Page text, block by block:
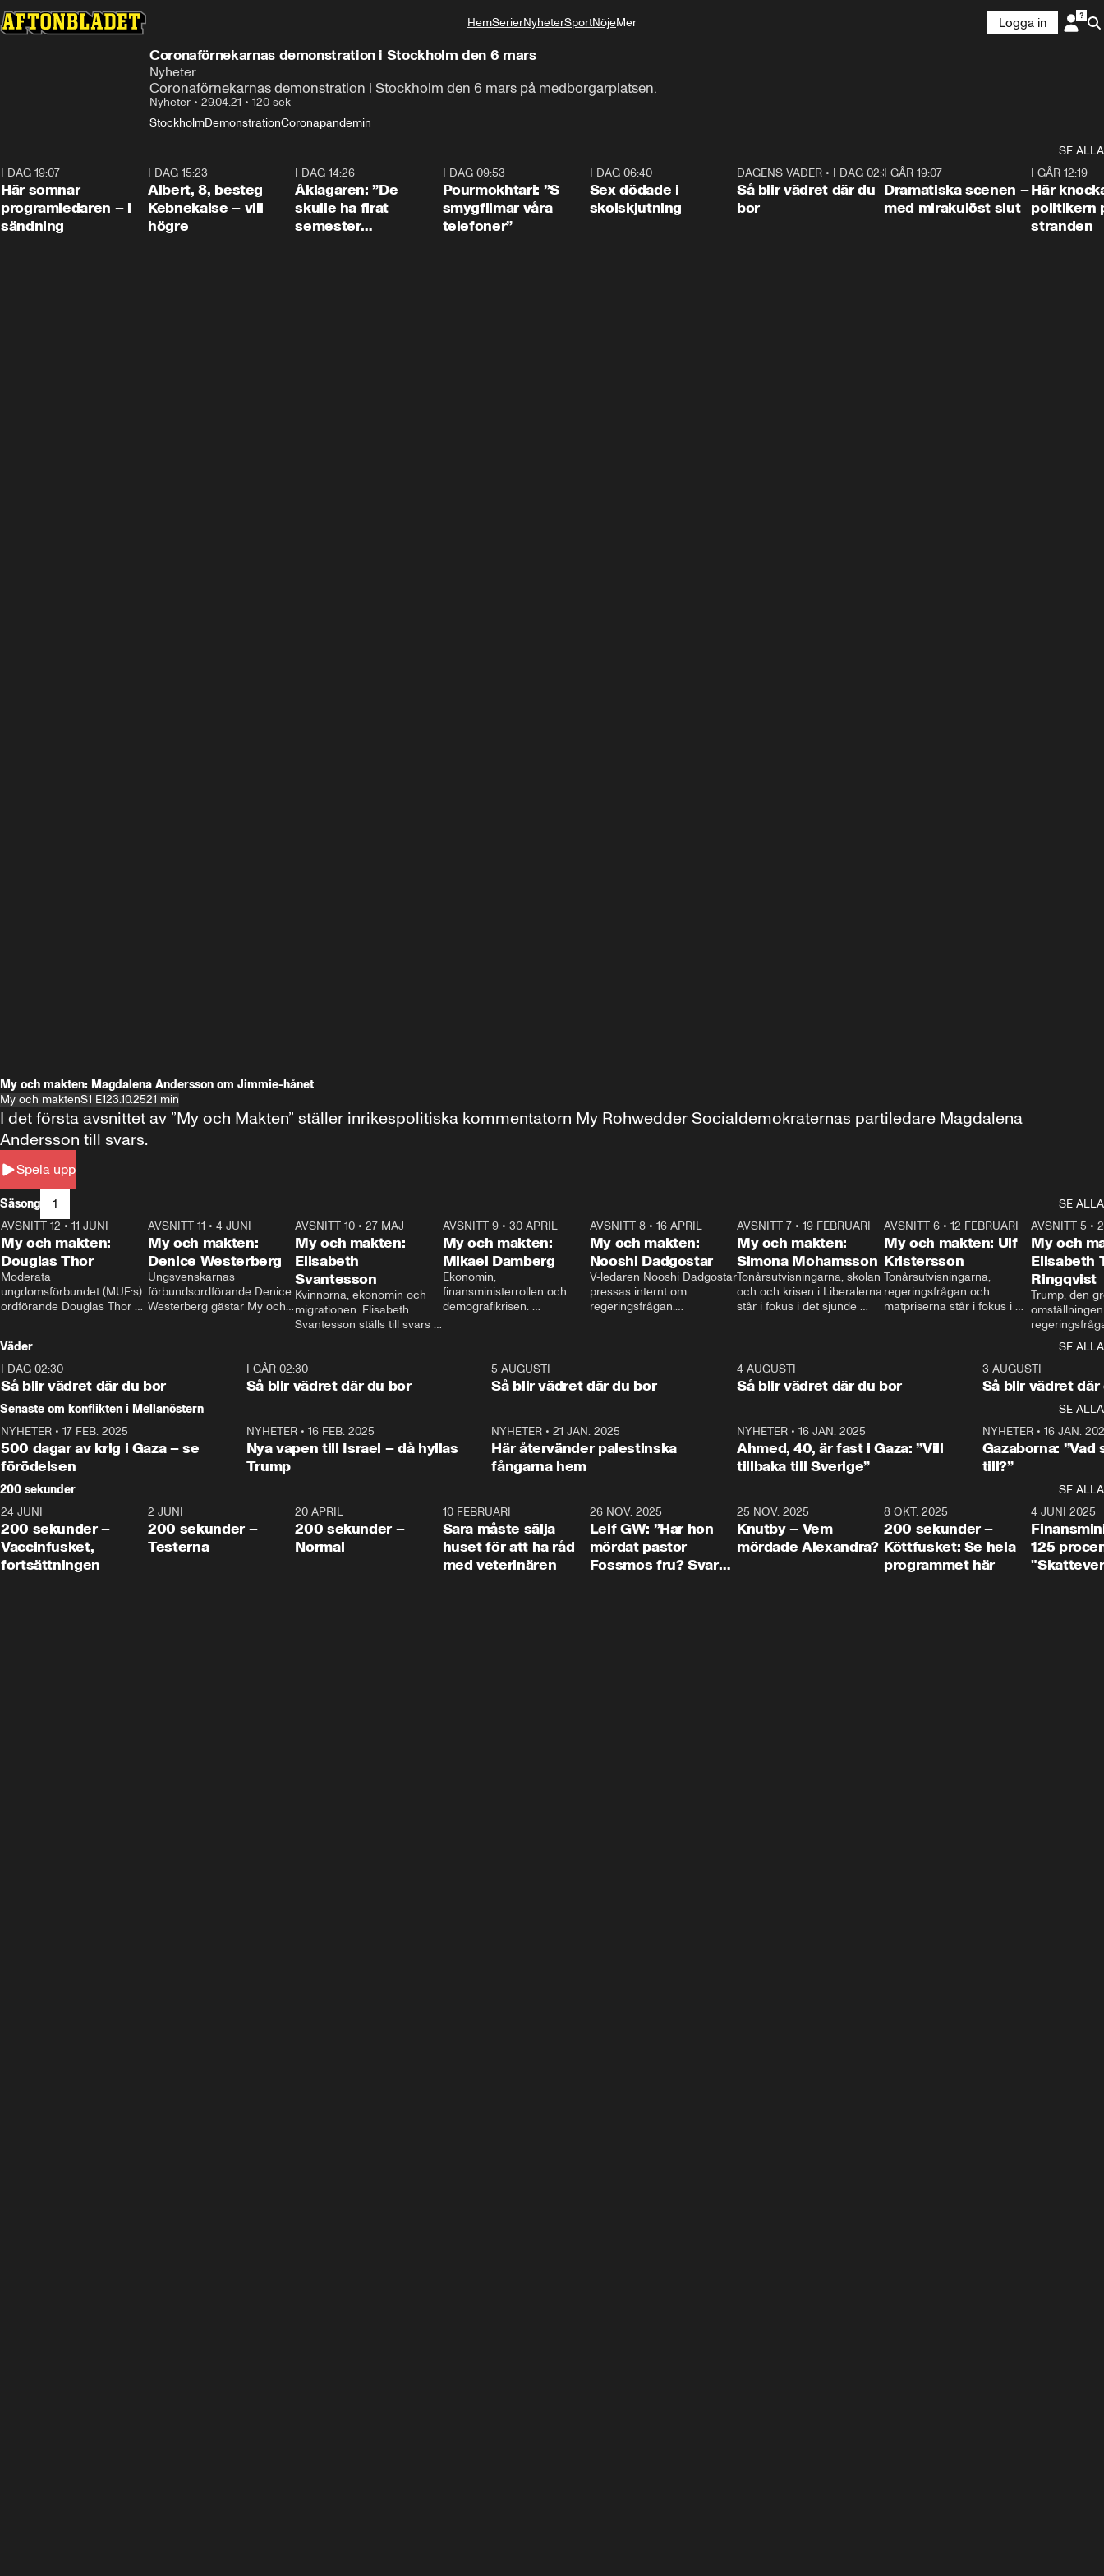
HemSerierNyheterSportNöjeMer
Logga in
Coronaförnekarnas demonstration i Stockholm den 6 mars
Nyheter
Coronaförnekarnas demonstration i Stockholm den 6 mars på medborgarplatsen.
Nyheter • 29.04.21 • 120 sek
StockholmDemonstrationCoronapandemin
SE ALLA
I DAG 19:07
Här somnar
programledaren – i
sändning
I DAG 15:23
Albert, 8, besteg
Kebnekaise – vill
högre
I DAG 14:26
Åklagaren: ”De
skulle ha firat
semester
I DAG 09:53
Pourmokhtari: ”S
smygfilmar våra
telefoner”
I DAG 06:40
Sex dödade i
skolskjutning
1:06
DAGENS VÄDER• I DAG 02:30
Så blir vädret där du
bor
I GÅR 19:07
Dramatiska scenen –
med mirakulöst slut
I GÅR 12:19
Här
politikern
stranden
My och makten: Magdalena Andersson om Jimmie-hånet
My och maktenS1 E123.10.2521 min
Spela upp
I det första avsnittet av ”My och Makten” ställer inrikespolitiska kommentatorn My Rohwedder Socialdemokraternas partiledare Magdalena
Andersson till svars.
Säsong 1
SE ALLA
26:27
AVSNITT 12 • 11 JUNI
My och makten:
Douglas Thor
Moderata
ungdomsförbundet (MUF:s)
ordförande Douglas Thor
tonårsutvisningarna och hur
Moderaterna ska locka
väljare till valet i höst.
23:40
AVSNITT 11 •4 JUNI
My och makten:
Denice Westerberg
Ungsvenskarnas
förbundsordförande Denice
Westerberg gästar My och
AVSNITT 10 •27 MAJ
My och makten:
Elisabeth
Svantesson
Kvinnorna, ekonomin och
migrationen. Elisabeth
Svantesson ställs till svars
AVSNITT 9• 30 APRIL
My och makten:
Mikael Damberg
Ekonomin,
finansministerrollen och
demografikrisen.
och Makten.
AVSNITT 8• 16 APRIL
My och makten:
Nooshi Dadgostar
V-ledaren Nooshi Dadgostar
pressas internt om
regeringsfrågan.
– Vi ställer upp i val. Ska vi
vara med så sitter vi förstås
24:30
AVSNITT 7• 19 FEBRUARI
My och makten:
Simona Mohamsson
Tonårsutvisningarna, skolan
och och krisen i Liberalerna
står i fokus i det sjunde
kommentator My
Rohwedder ställer
utbildnings- och
Mohamsson till svars.
27:30
AVSNITT 6 •12 FEBRUARI
My och makten: Ulf
Kristersson
Tonårsutvisningarna,
regeringsfrågan och
matpriserna står i fokus i
Rohwedder ställer
statsminister Ulf Kristersson
AVSNITT 5 •
My och
Elisabeth
Ringqvist
Trump, den
centrum i
avsnittet av
Makten”. Se
Aftonbladets
Rohwedder
Thand Ring
Väder
SE ALLA
I DAG 02:30
Så blir vädret där du bor
1:06
I GÅR 02:30
Så blir vädret där du bor
5 AUGUSTI
Så blir vädret där du bor
4 AUGUSTI
Så blir vädret där du bor
3 AUGUSTI
Så blir vädret där
Senaste om konflikten i Mellanöstern
SE ALLA
NYHETER • 17 FEB. 2025
500 dagar av krig i Gaza – se
förödelsen
NYHETER• 16 FEB. 2025
Nya vapen till Israel – då hyllas
Trump
NYHETER •21 JAN. 2025
Här återvänder palestinska
fångarna hem
NYHETER• 16 JAN. 2025
Ahmed, 40, är fast i Gaza: ”Vill
tillbaka till Sverige”
NYHETER• 16 JAN.
Gazaborna:
till?”
200 sekunder
SE ALLA
5:00
24 JUNI
200 sekunder –
Vaccinfusket,
fortsättningen
4:23
2 JUNI
200 sekunder –
Testerna
20 APRIL
200 sekunder –
Normal
10 FEBRUARI
Sara måste sälja
huset för att ha råd
med veterinären
26 NOV. 2025
Leif GW: ”Har hon
mördat pastor
Fossmos fru? Svar
31:05
25 NOV. 2025
Knutby – Vem
mördade Alexandra?
4:29
8 OKT. 2025
200 sekunder –
Köttfusket: Se hela
programmet här
4 JUNI 2025
125